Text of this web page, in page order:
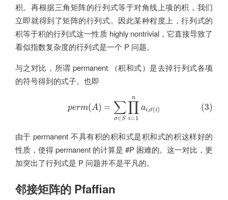
积。再根据三角矩阵的行列式等于对角线上项的积，我们
立即就得到了矩阵的行列式。因此某种程度上，行列式的
积等于积的行列式这一性质 highly nontrivial，它直接导致了
看似指数复杂度的行列式是一个 P 问题。
与之对比，所谓 permanent （积和式）是去掉行列式各项
的符号得到的式子。也即
perm(A) = ∑
σ∈S
n
∏
i=1
ai,σ(i) (3)
∏i
由于 permanent 不具有积的积和式是积和式的积这样好的
性质，使得 permanent 的计算是 #P 困难的。这一对比，更
加突出了行列式是 P 问题并不是平凡的。
邻接矩阵的 Pfaffian